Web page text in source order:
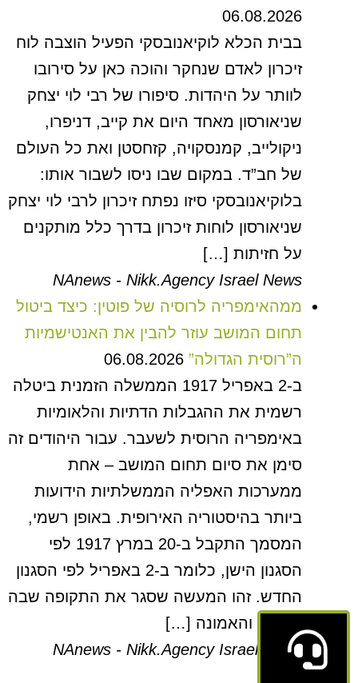
06.08.2026
בבית הכלא לוקיאנובסקי הפעיל הוצבה לוח
זיכרון לאדם שנחקר והוכה כאן על סירובו
לוותר על היהדות. סיפורו של רבי לוי יצחק
שניאורסון מאחד היום את קייב, דניפרו,
ניקולייב, קמנסקויה, קזחסטן ואת כל העולם
של חב”ד. במקום שבו ניסו לשבור אותו:
בלוקיאנובסקי סיזו נפתח זיכרון לרבי לוי יצחק
שניאורסון לוחות זיכרון בדרך כלל מותקנים
על חזיתות […]
NAnews - Nikk.Agency Israel News
ממהאימפריה לרוסיה של פוטין: כיצד ביטול
תחום המושב עוזר להבין את האנטישמיות
ה”רוסית הגדולה” 06.08.2026
ב-2 באפריל 1917 הממשלה הזמנית ביטלה
רשמית את ההגבלות הדתיות והלאומיות
באימפריה הרוסית לשעבר. עבור היהודים זה
סימן את סיום תחום המושב – אחת
ממערכות האפליה הממשלתיות הידועות
ביותר בהיסטוריה האירופית. באופן רשמי,
המסמך התקבל ב-20 במרץ 1917 לפי
הסגנון הישן, כלומר ב-2 באפריל לפי הסגנון
החדש. זהו המעשה שסגר את התקופה שבה
המוצא והאמונה […]
NAnews - Nikk.Agency Israel News